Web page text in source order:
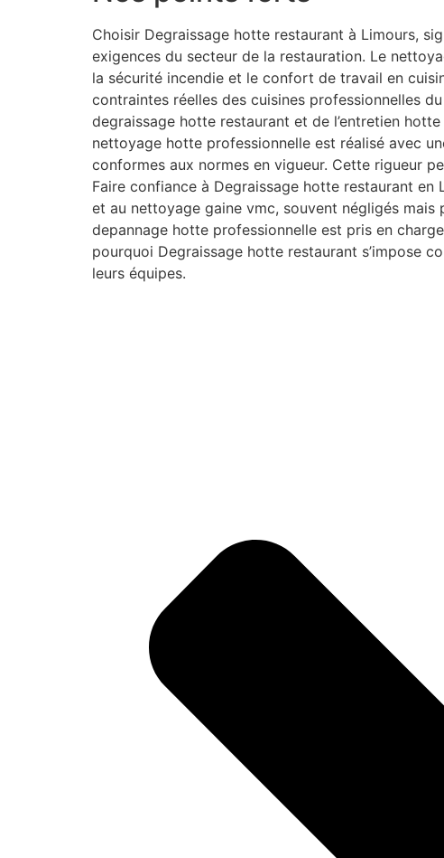
Choisir Degraissage hotte restaurant à Limours,
exigences du secteur de la restauration. Le
la sécurité incendie et le confort de travail en
contraintes réelles des cuisines professionnelles
degraissage hotte restaurant et de l’entretien
nettoyage hotte professionnelle est réalisé avec
conformes aux normes en vigueur. Cette rigueur
Faire confiance à Degraissage hotte restaurant en
et au nettoyage gaine vmc, souvent négligés
depannage hotte professionnelle est pris en
pourquoi Degraissage hotte restaurant s’impose
leurs équipes.